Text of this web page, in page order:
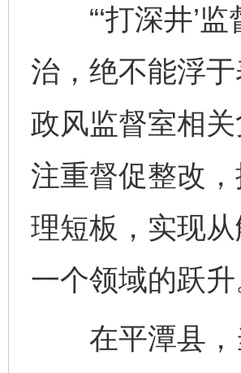
“‘打深井’监
治，绝不能浮
政风监督室相
注重督促整改
理短板，实现
一个领域的跃升
在平潭县，